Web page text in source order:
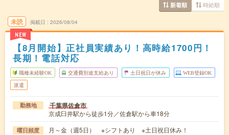
新着順 時給順
未読
NEW
掲載日 2026/08/04
【8月開始】正社員実績あり！高時給1700円！
長期！電話対応
職種未経験OK 交通費別途支給あり 土日祝日が休み WEB登録OK
派遣
勤務地 千葉県佐倉市
京成臼井駅から徒歩1分／佐倉駅から車18分
曜日頻度 月～金（週5日） ※シフトあり ※土日祝日休み！